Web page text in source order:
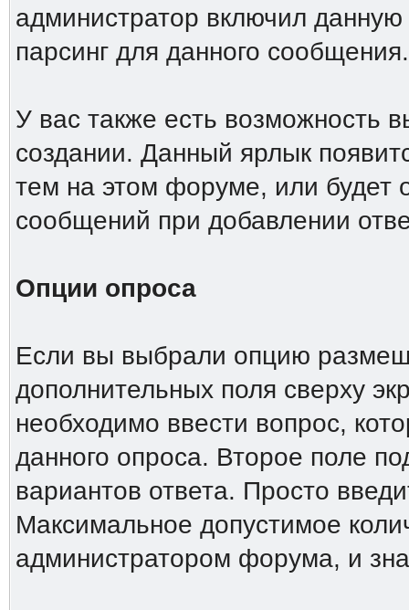
администратор включил
парсинг для данного сообщения.
У вас также есть возможность
создании. Данный ярлык
тем на этом форуме, или будет
сообщений при добавлении
Опции опроса
Если вы выбрали опцию
дополнительных поля сверху
необходимо ввести вопрос,
данного опроса. Второе поле
вариантов ответа. Просто
Максимальное допустимое
администратором форума, и